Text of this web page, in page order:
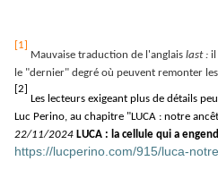
[1]
Mauvaise traduction de l'anglais last : il
le "dernier" degré où peuvent remonter
[2]
Les lecteurs exigeant plus de détails
Luc Perino, au chapitre "LUCA : notre
22/11/2024 LUCA : la cellule qui a
https://lucperino.com/915/luca-